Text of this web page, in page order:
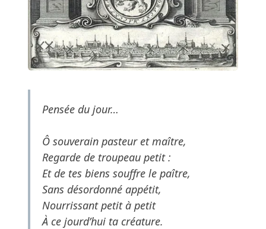
Pensée du jour…
Ô souverain pasteur et maître,
Regarde de troupeau petit :
Et de tes biens souffre le paître,
Sans désordonné appétit,
Nourrissant petit à petit
À ce jourd’hui ta créature.